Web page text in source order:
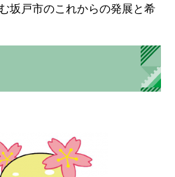
坂戸市のこれからの発展と希